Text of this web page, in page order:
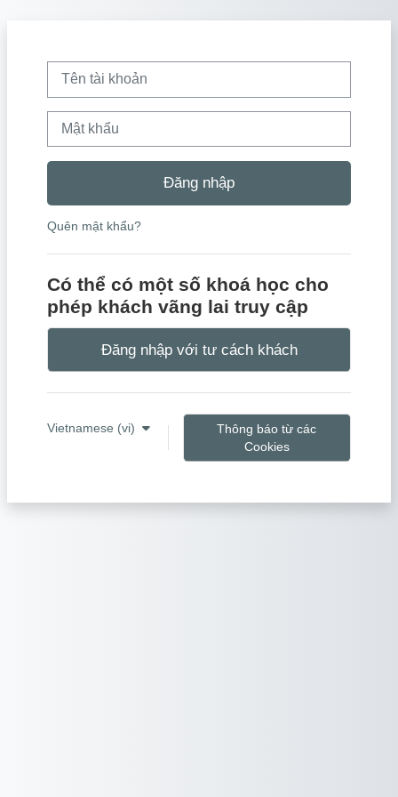
Đăng nhập
Quên mật khẩu?
Có thể có một số khoá học cho
phép khách vãng lai truy cập
Đăng nhập với tư cách khách
Vietnamese ‎(vi)‎
Thông báo từ các
Cookies